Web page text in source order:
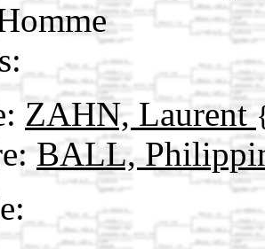
ZAHN, Laurent
BALL,